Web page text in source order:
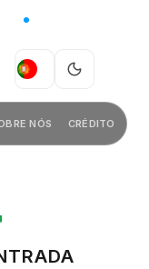
PT
NÓS CRÉDITO